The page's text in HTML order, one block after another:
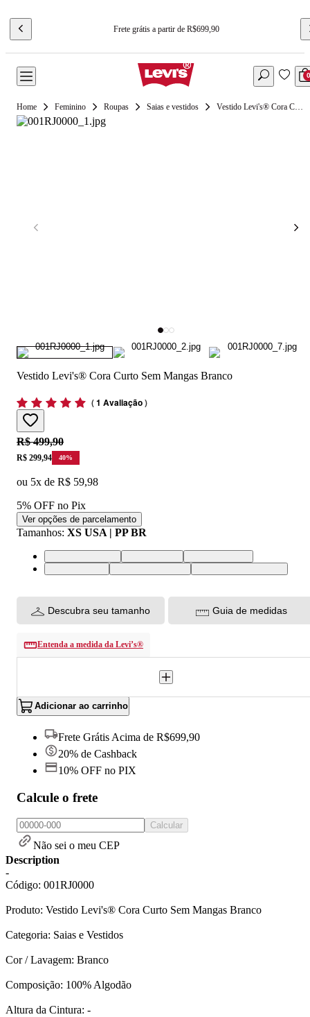
Frete grátis a partir de R$699,90
0
Feminino Roupas Saias e vestidos Vestido Levi's® Cora Curto Sem Mangas Branco
Vestido Levi's® Cora Curto Sem Mangas Branco
(1 Avaliação)
Original price:
R$ 499,90
Price:
R$ 299,94 40%
ou 5x de R$ 59,98
5% OFF no Pix
Ver opções de parcelamento
Tamanhos: XS USA | PP BR
XS USA | PP BRS USA | P BRM USA | M BR
L USA | G BRXL USA | GG BRXXL USA | EGG BR
Descubra seu tamanho Guia de medidas
Entenda a medida da Levi’s®
Adicionar ao carrinho
Frete Grátis Acima de R$699,90
20% de Cashback
10% OFF no PIX
Calcule o frete
Calcular
Não sei o meu CEP
Description
-
Código: 001RJ0000
Produto: Vestido Levi's® Cora Curto Sem Mangas Branco
Categoria: Saias e Vestidos
Cor / Lavagem: Branco
Composição: 100% Algodão
Altura da Cintura: -